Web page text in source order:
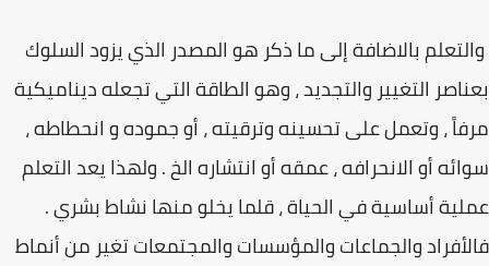
والتعلم بالاضافة إلى ما ذكر هو المصدر الذي يزود السلوك
بعناصر التغيير والتجديد ، وهو الطاقة التي تجعله ديناميكية
مرفاً ، وتعمل على تحسينه وترقيته ، أو جموده و انحطاطه ،
سوائه أو الانحرافه ، عمقه أو انتشاره الخ . ولهذا يعد التعلم
عملية أساسية في الحياة ، قلما يخلو منها نشاط بشري .
فالأفراد والجماعات والمؤسسات والمجتمعات تغير من أنماط